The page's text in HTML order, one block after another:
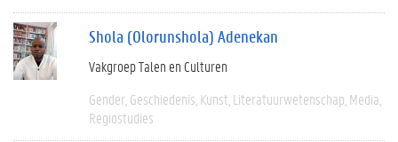
Shola (Olorunshola) Adenekan
Vakgroep Talen en Culturen
Gender Geschiedenis Kunst Literatuurwetenschap Media
Regiostudies